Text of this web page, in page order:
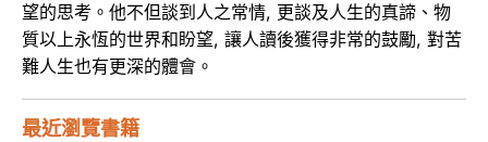
望的思考。他不但談到人之常情, 更談及人生的真諦、物
質以上永恆的世界和盼望, 讓人讀後獲得非常的鼓勵, 對苦
難人生也有更深的體會。
最近瀏覽書籍